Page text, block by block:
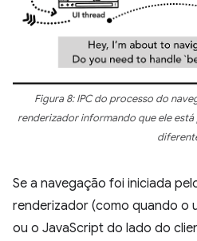
Figura 8: IPC do processo do
renderizador informando que ele
Se a navegação foi iniciada
renderizador (como quando o
ou o JavaScript do lado do